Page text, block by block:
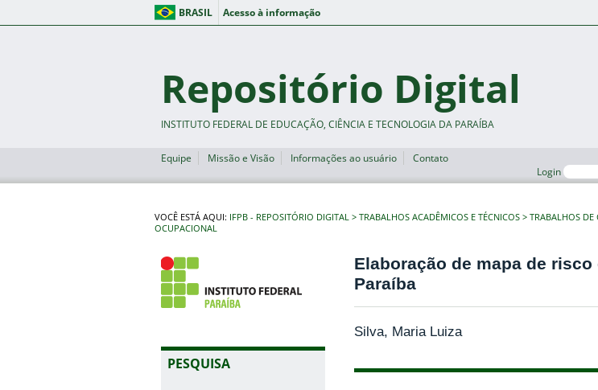
BRASIL Acesso à informação
Repositório Digital
INSTITUTO FEDERAL DE EDUCAÇÃO, CIÊNCIA E TECNOLOGIA DA PARAÍBA
Equipe Missão e Visão Informações ao usuário
Contato
Login
VOCÊ ESTÁ AQUI: IFPB - REPOSITÓRIO DIGITAL TRABALHOS ACADÊMICOS E TÉCNICOS TRABALHOS DE
OCUPACIONAL
PESQUISA
Elaboração de mapa de
Paraíba
Silva, Maria Luiza